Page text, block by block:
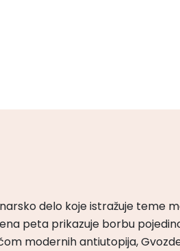
delo koje istražuje teme
peta prikazuje borbu
modernih antiutopija,